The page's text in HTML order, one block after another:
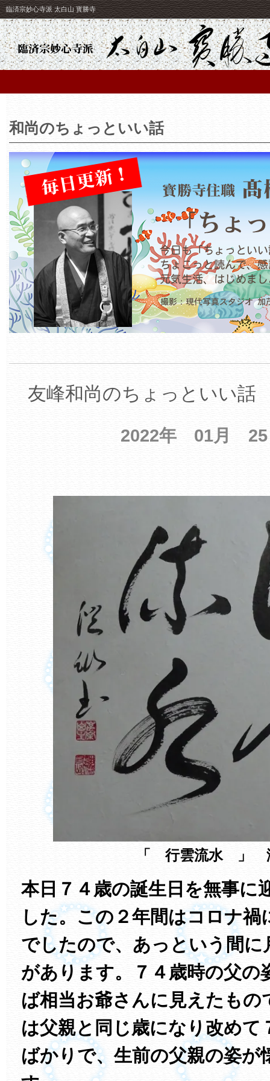
臨済宗妙心寺派 太白山 寳勝寺
和尚のちょっといい話
友峰和尚のちょっといい話
2022年 01月
「 行雲流水 」
本日７４歳の誕生日を無事に
した。この２年間はコロナ禍
でしたので、あっという間に
があります。７４歳時の父の
ば相当お爺さんに見えたもの
は父親と同じ歳になり改めて
ばかりで、生前の父親の姿が